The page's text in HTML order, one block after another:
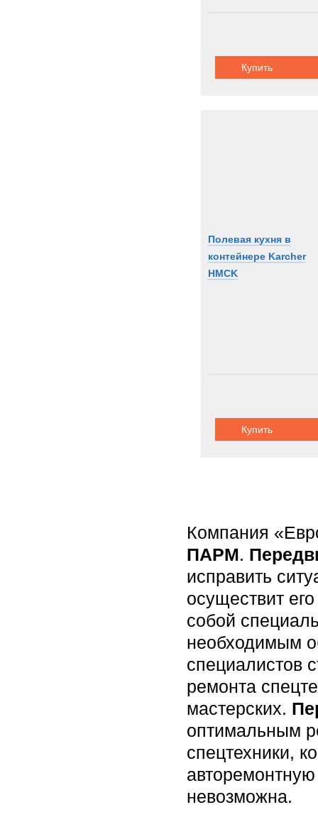
Купить
Полевая кухня в
контейнере Karcher
HMCK
Купить
Компания
ПАРМ.
исправить
осуществит
собой
необходимым
специалистов
ремонта
мастерских.
оптимальным
спецтехники,
невозможна.